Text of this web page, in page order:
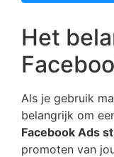
Het
Als je gebruik
belangrijk om
Facebook Ads
promoten van